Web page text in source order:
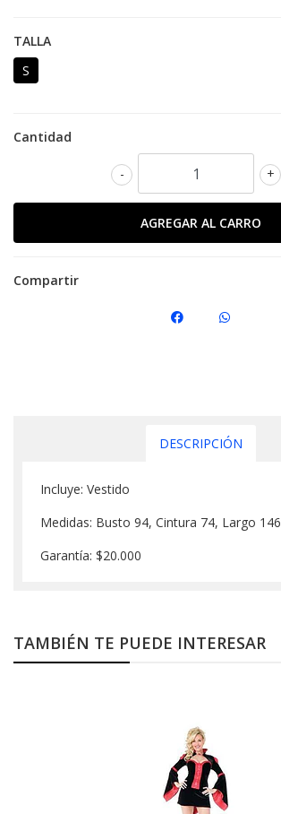
TALLA
S
Cantidad
+
-
Compartir
DESCRIPCIÓN
Incluye: Vestido
Medidas: Busto 94, Cintura 74, Largo 146
Garantía: $20.000
TAMBIÉN TE PUEDE INTERESAR